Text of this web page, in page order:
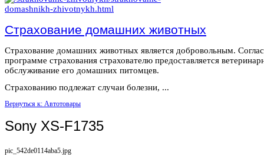
Страхование домашних животных
Страхование домашних животных является добровольным.
программе страхования страхователю предоставляется
обслуживание его домашних питомцев.
Страхованию подлежат случаи болезни, ...
Вернуться к: Автотовары
Sony XS-F1735
pic_542de0114aba5.jpg